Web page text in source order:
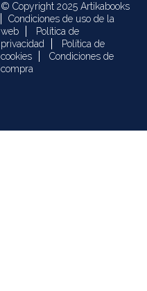
© Copyright 2025 Artikabooks
Condiciones de uso de la
web
Política de
privacidad
Política de
cookies
Condiciones de
compra